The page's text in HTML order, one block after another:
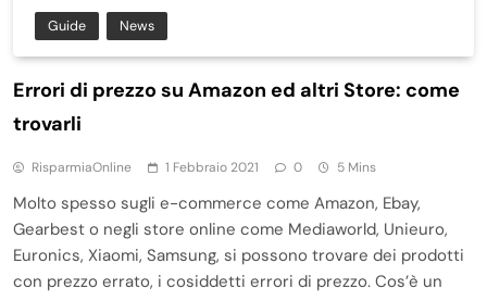
Guide News
Errori di prezzo su Amazon ed altri Store: come
trovarli
RisparmiaOnline 1 Febbraio 2021 0 5 Mins
Molto spesso sugli e-commerce come Amazon, Ebay,
Gearbest o negli store online come Mediaworld, Unieuro,
Euronics, Xiaomi, Samsung, si possono trovare dei prodotti
con prezzo errato, i cosiddetti errori di prezzo. Cos’è un